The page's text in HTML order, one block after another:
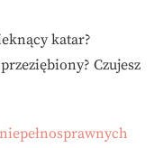
katar?
Czujesz